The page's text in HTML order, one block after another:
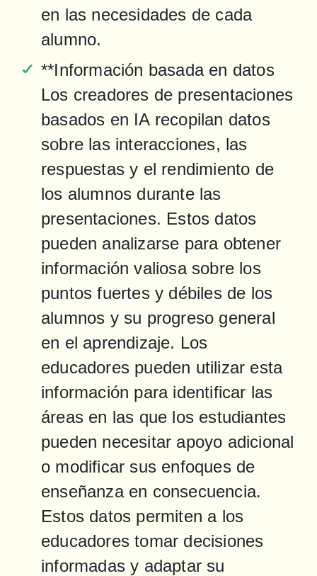
en las necesidades de cada
alumno.
**Información basada en datos
Los creadores de presentaciones
basados en IA recopilan datos
sobre las interacciones, las
respuestas y el rendimiento de
los alumnos durante las
presentaciones. Estos datos
pueden analizarse para obtener
información valiosa sobre los
puntos fuertes y débiles de los
alumnos y su progreso general
en el aprendizaje. Los
educadores pueden utilizar esta
información para identificar las
áreas en las que los estudiantes
pueden necesitar apoyo adicional
o modificar sus enfoques de
enseñanza en consecuencia.
Estos datos permiten a los
educadores tomar decisiones
informadas y adaptar su